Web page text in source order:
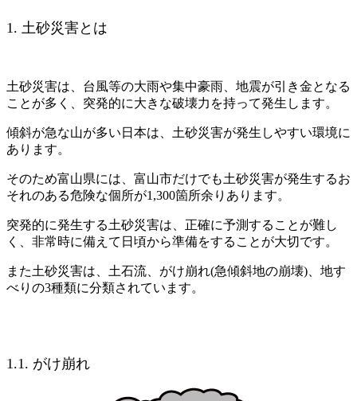
1. 土砂災害とは
土砂災害は、台風等の大雨や集中豪雨、地震が引き金となる
ことが多く、突発的に大きな破壊力を持って発生します。
傾斜が急な山が多い日本は、土砂災害が発生しやすい環境に
あります。
そのため富山県には、富山市だけでも土砂災害が発生するお
それのある危険な個所が1,300箇所余りあります。
突発的に発生する土砂災害は、正確に予測することが難し
く、非常時に備えて日頃から準備をすることが大切です。
また土砂災害は、土石流、がけ崩れ(急傾斜地の崩壊)、地す
べりの3種類に分類されています。
1.1. がけ崩れ